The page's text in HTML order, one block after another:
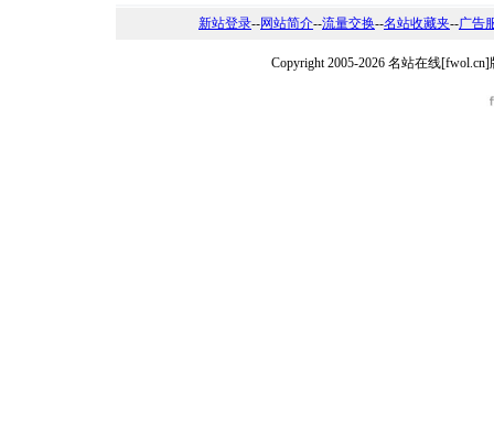
新站登录--网站简介--流量交换--名站收藏夹--广告
Copyright 2005-2026 名站在线